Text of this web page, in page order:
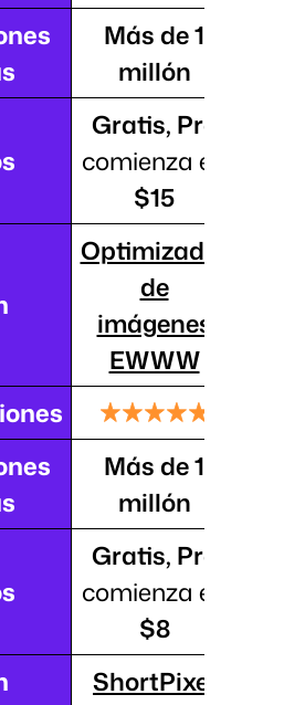
Más de 1
millón
Gratis, Pro
comienza en
$15
Optimizador
de
imágenes
EWWW
Más de 1
millón
Gratis, Pro
comienza en
$8
ShortPixel